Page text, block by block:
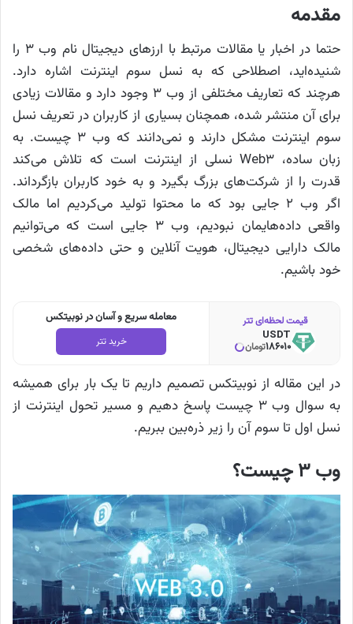
مقدمه
حتما در اخبار یا مقالات مرتبط با ارزهای دیجیتال نام وب ۳ را
شنیده‌اید، اصطلاحی که به نسل سوم اینترنت اشاره دارد.
هرچند که تعاریف مختلفی از وب ۳ وجود دارد و مقالات زیادی
برای آن منتشر شده، همچنان بسیاری از کاربران در تعریف نسل
سوم اینترنت مشکل دارند و نمی‌دانند که وب ۳ چیست. به
زبان ساده، Web3 نسلی از اینترنت است که تلاش می‌کند
قدرت را از شرکت‌های بزرگ بگیرد و به خود کاربران بازگرداند.
اگر وب ۲ جایی بود که ما محتوا تولید می‌کردیم اما مالک
واقعی داده‌هایمان نبودیم، وب ۳ جایی است که می‌توانیم
مالک دارایی دیجیتال، هویت آنلاین و حتی داده‌های شخصی
خود باشیم.
معامله سریع و آسان در نوبیتکس
خرید تتر
قیمت لحظه‌ای تتر
USDT
186010تومان
در این مقاله از نوبیتکس تصمیم داریم تا یک بار برای همیشه
به سوال وب ۳ چیست پاسخ دهیم و مسیر تحول اینترنت از
نسل اول تا سوم آن را زیر ذره‌بین ببریم.
وب ۳ چیست؟